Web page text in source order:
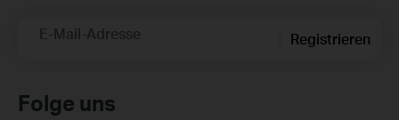
E-Mail-Adresse Registrieren
Folge uns